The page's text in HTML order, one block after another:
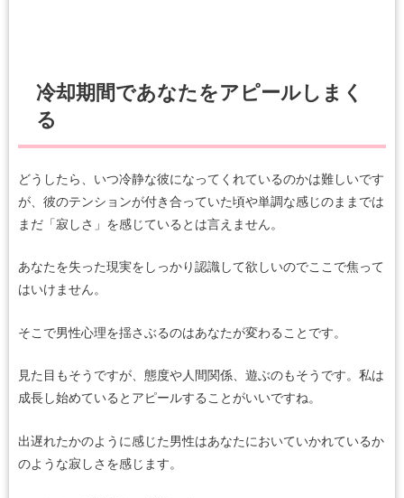
冷却期間であなたをアピールしまく
る
どうしたら、いつ冷静な彼になってくれているのかは難しいです
が、彼のテンションが付き合っていた頃や単調な感じのままでは
まだ「寂しさ」を感じているとは言えません。
あなたを失った現実をしっかり認識して欲しいのでここで焦って
はいけません。
そこで男性心理を揺さぶるのはあなたが変わることです。
見た目もそうですが、態度や人間関係、遊ぶのもそうです。私は
成長し始めているとアピールすることがいいですね。
出遅れたかのように感じた男性はあなたにおいていかれているか
のような寂しさを感じます。